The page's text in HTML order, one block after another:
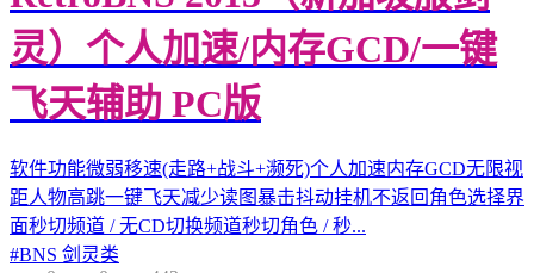
灵）个人加速/内存GCD/一键
飞天辅助 PC版
软件功能微弱移速(走路+战斗+濒死)个人加速内存GCD无限视
距人物高跳一键飞天减少读图暴击抖动挂机不返回角色选择界
面秒切频道 / 无CD切换频道秒切角色 / 秒...
#BNS 剑灵类